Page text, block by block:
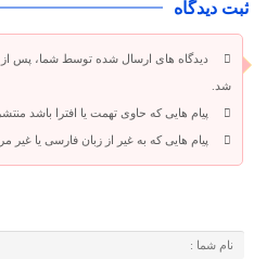
ثبت دیدگاه
دیدگاه های ارسال شده توسط شما، پس از
شد.
پیام هایی که حاوی تهمت یا افترا باشد
پیام هایی که به غیر از زبان فارسی یا غیر